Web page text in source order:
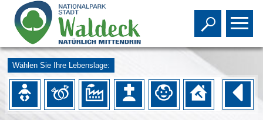
Toggle
Wählen Sie Ihre Lebenslage: